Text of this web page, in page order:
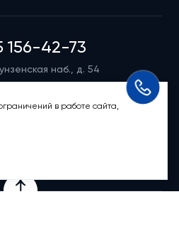
156-42-73
наб., д. 54
9:00 – 21:00в работе сайта,